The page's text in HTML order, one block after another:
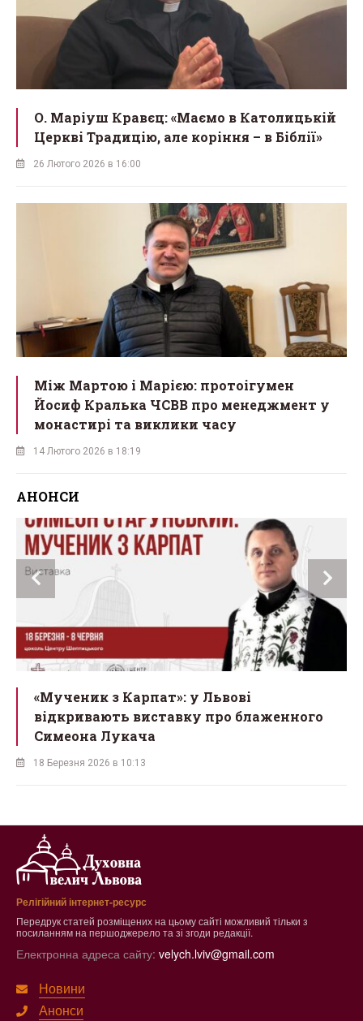
О. Маріуш Кравєц: «Маємо в Католицькій
Церкві Традицію, але коріння – в Біблії»
26 Лютого 2026 в 16:00
Між Мартою і Марією: протоігумен
Йосиф Кралька ЧСВВ про менеджмент у
монастирі та виклики часу
14 Лютого 2026 в 18:19
АНОНСИ
«Мученик з Карпат»: у Львові
відкривають виставку про блаженного
Симеона Лукача
18 Березня 2026 в 10:13
Релігійний інтернет-ресурс
Передрук статей розміщених на цьому сайті можливий тільки з
посиланням на першоджерело та зі згоди редакції.
Електронна адреса сайту: velych.lviv@gmail.com
Новини
Анонси